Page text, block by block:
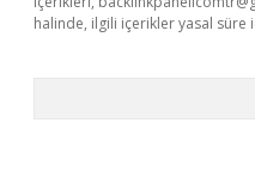
halinde, ilgili içerikler yasal süre